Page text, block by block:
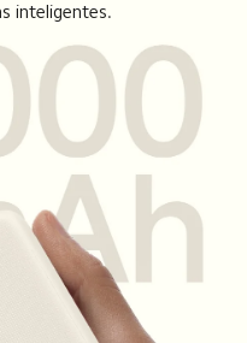
inteligentes.